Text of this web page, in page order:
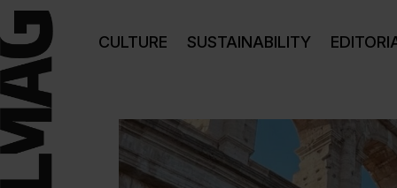
CULTURE SUSTAINABILITY